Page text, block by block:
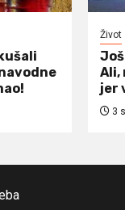
Život
Ali,
jer
3